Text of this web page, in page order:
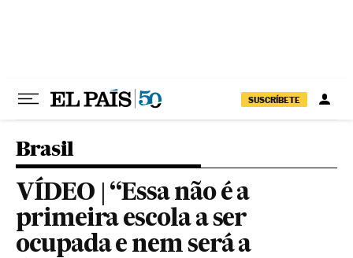
SUSCRÍBETE
Brasil
VÍDEO | “Essa não é a
primeira escola a ser
ocupada e nem será a